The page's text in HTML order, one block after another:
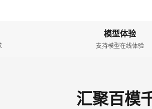
模型体验
支持模型在线体验
汇聚百模